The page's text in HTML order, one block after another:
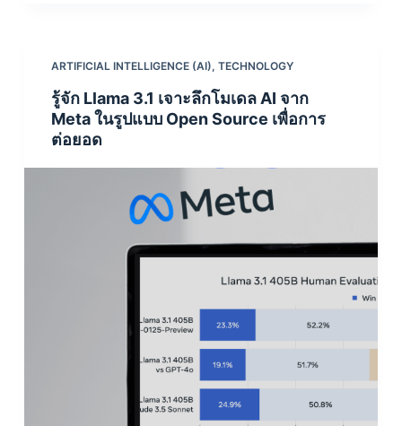
ARTIFICIAL INTELLIGENCE (AI), TECHNOLOGY
รู้จัก Llama 3.1 เจาะลึกโมเดล AI จาก
Meta ในรูปแบบ Open Source เพื่อการ
ต่อยอด